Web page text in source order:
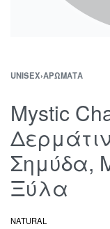
UNISEX›ΑΡΏΜΑΤΑ
Mystic
Σημύδα,
Ξύλα
NATURAL